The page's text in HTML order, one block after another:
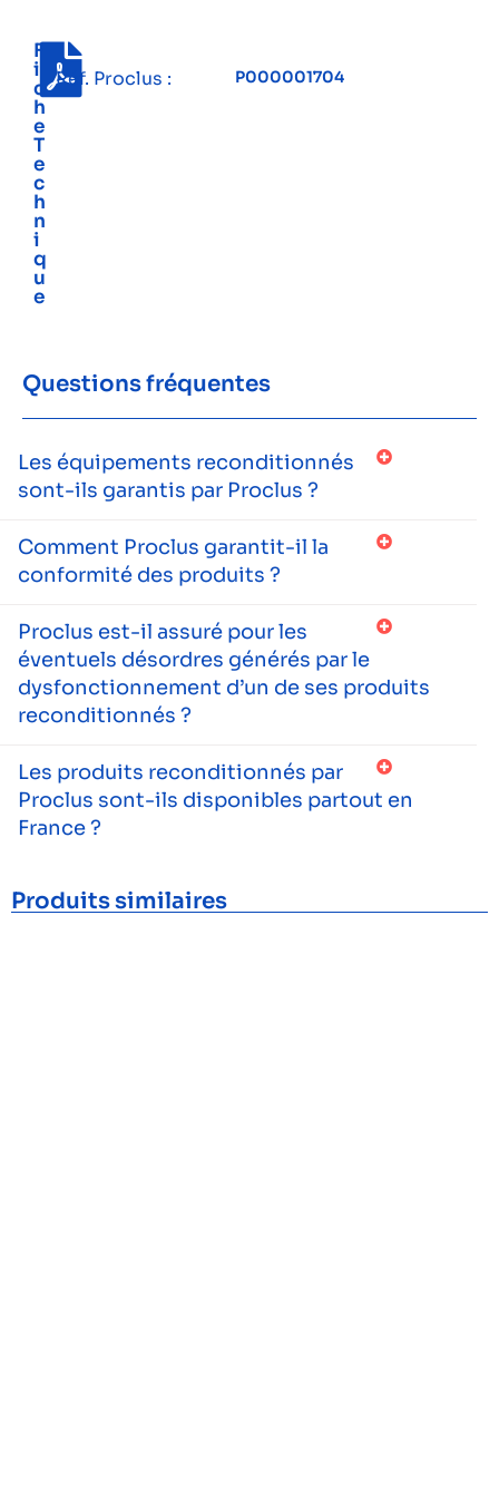
F
i
c
h
e
T
e
c
h
n
i
q
u
e
Réf. Proclus : P000001704
Questions fréquentes
Les équipements reconditionnés
sont-ils garantis par Proclus ?
Comment Proclus garantit-il la
conformité des produits ?
Proclus est-il assuré pour les
éventuels désordres générés par le
dysfonctionnement d’un de ses produits
reconditionnés ?
Les produits reconditionnés par
Proclus sont-ils disponibles partout en
France ?
Produits similaires